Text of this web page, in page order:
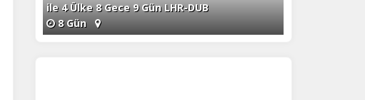
ile 4 Ülke 8 Gece 9 Gün LHR-DUB
8 Gün